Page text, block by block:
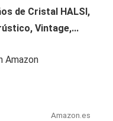
de Cristal HALSI,
Vintage,...
Amazon
Amazon.es